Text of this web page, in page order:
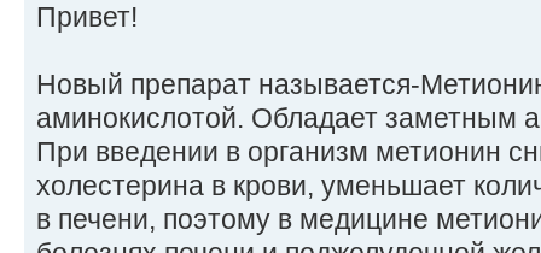
Привет!
Новый препарат называется-
аминокислотой. Обладает заметным
При введении в организм метионин
холестерина в крови, уменьшает
в печени, поэтому в медицине